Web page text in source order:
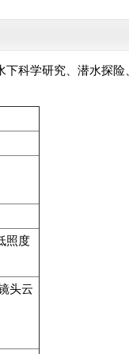
科学研究、潜水探
照度
头云